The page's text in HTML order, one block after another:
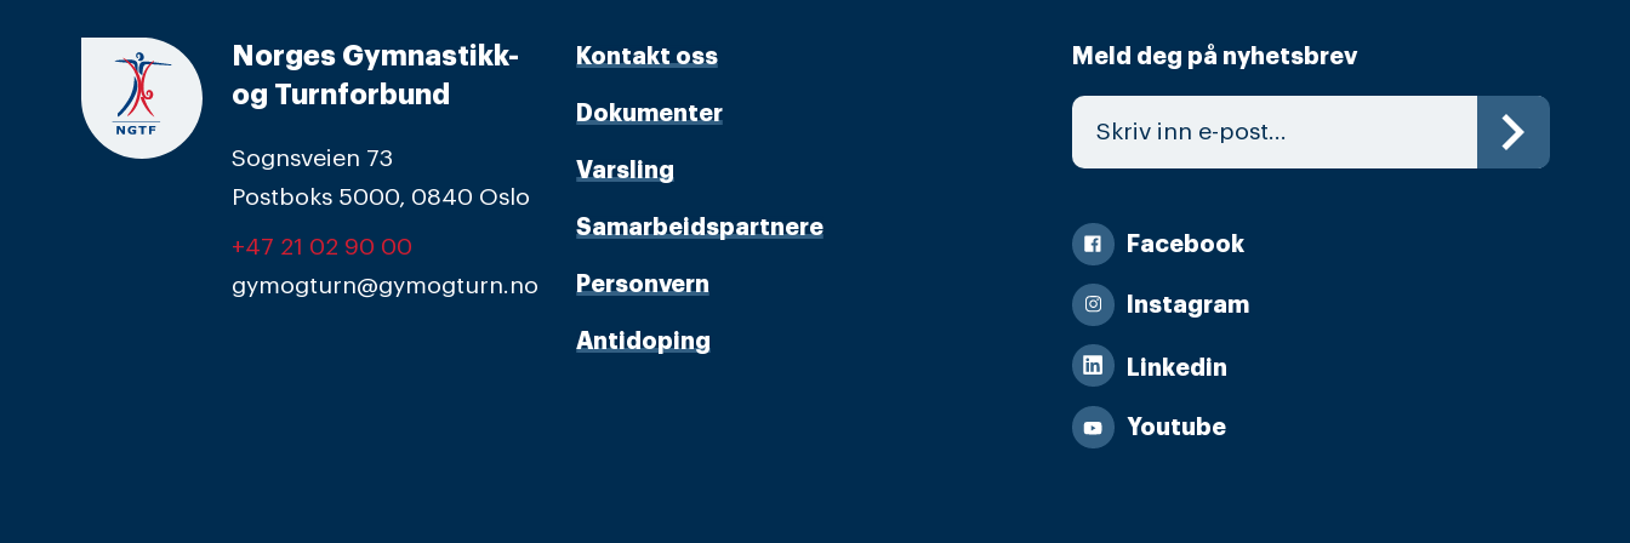
Norges Gymnastikk-
og Turnforbund
Sognsveien 73
Postboks 5000, 0840 Oslo
+47 21 02 90 00
gymogturn@gymogturn.no
Kontakt oss
Dokumenter
Varsling
Samarbeidspartnere
Personvern
Antidoping
Meld deg på nyhetsbrev
Facebook
Instagram
Linkedin
Youtube